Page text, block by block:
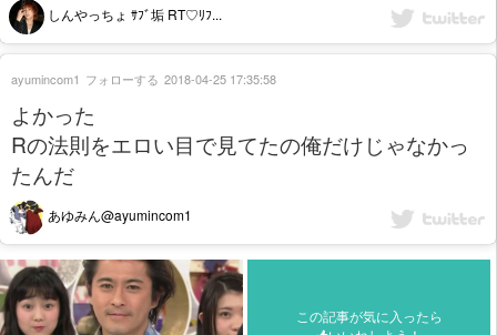
しんやっちょ ｻﾌﾞ垢 RT♡ﾘﾌ...
よかった
Rの法則をエロい目で見てたの俺だけじゃなかっ
たんだ
あゆみん@ayumincom1
ayumincom1 フォローする 2018-04-25 17:35:58
この記事が気に入ったら